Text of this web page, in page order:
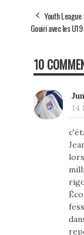
Youth
Gouiri avec les U19
10
14